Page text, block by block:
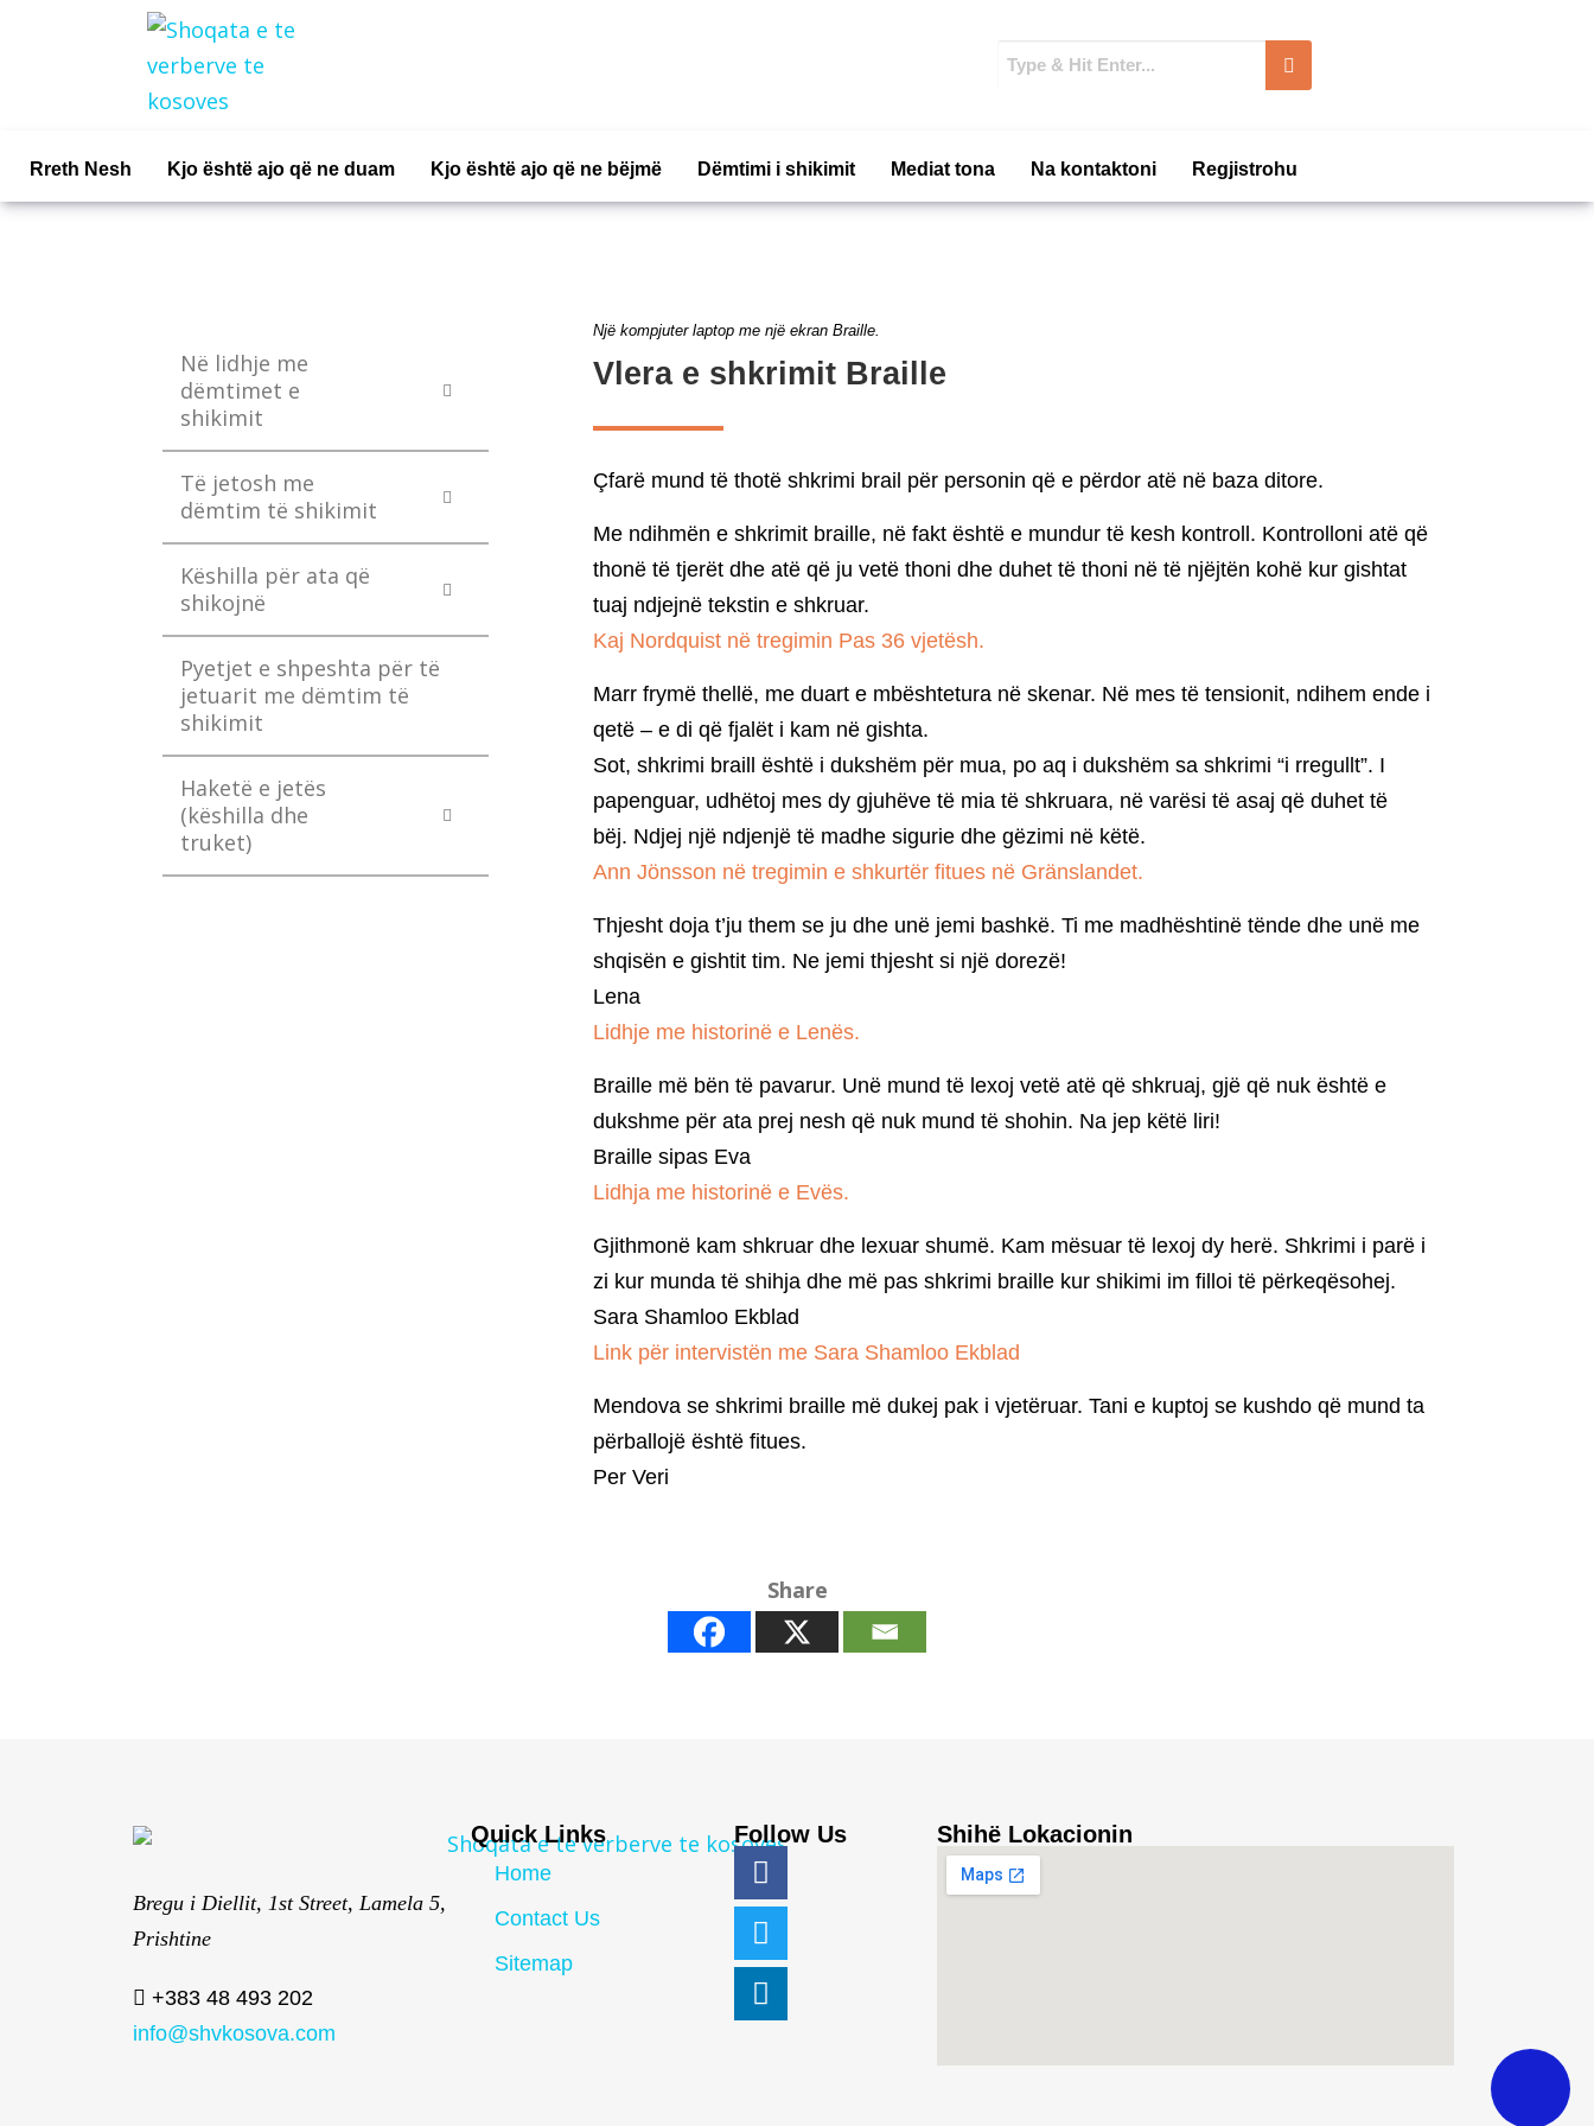
Rreth Nesh Kjo është ajo që ne duam Kjo është ajo që ne bëjmë Dëmtimi i shikimit Mediat tona Na kontaktoni Regjistrohu
Në lidhje me
dëmtimet e
shikimit
Të jetosh me
dëmtim të shikimit
Këshilla për ata që
shikojnë
Pyetjet e shpeshta për të
jetuarit me dëmtim të
shikimit
Haketë e jetës
(këshilla dhe
truket)
Një kompjuter laptop me një ekran Braille.
Vlera e shkrimit Braille
Çfarë mund të thotë shkrimi brail për personin që e përdor atë në baza ditore.
Me ndihmën e shkrimit braille, në fakt është e mundur të kesh kontroll. Kontrolloni atë që
thonë të tjerët dhe atë që ju vetë thoni dhe duhet të thoni në të njëjtën kohë kur gishtat
tuaj ndjejnë tekstin e shkruar.
Kaj Nordquist në tregimin Pas 36 vjetësh.
Marr frymë thellë, me duart e mbështetura në skenar. Në mes të tensionit, ndihem ende i
qetë – e di që fjalët i kam në gishta.
Sot, shkrimi braill është i dukshëm për mua, po aq i dukshëm sa shkrimi “i rregullt”. I
papenguar, udhëtoj mes dy gjuhëve të mia të shkruara, në varësi të asaj që duhet të
bëj. Ndjej një ndjenjë të madhe sigurie dhe gëzimi në këtë.
Ann Jönsson në tregimin e shkurtër fitues në Gränslandet.
Thjesht doja t’ju them se ju dhe unë jemi bashkë. Ti me madhështinë tënde dhe unë me
shqisën e gishtit tim. Ne jemi thjesht si një dorezë!
Lena
Lidhje me historinë e Lenës.
Braille më bën të pavarur. Unë mund të lexoj vetë atë që shkruaj, gjë që nuk është e
dukshme për ata prej nesh që nuk mund të shohin. Na jep këtë liri!
Braille sipas Eva
Lidhja me historinë e Evës.
Gjithmonë kam shkruar dhe lexuar shumë. Kam mësuar të lexoj dy herë. Shkrimi i parë i
zi kur munda të shihja dhe më pas shkrimi braille kur shikimi im filloi të përkeqësohej.
Sara Shamloo Ekblad
Link për intervistën me Sara Shamloo Ekblad
Mendova se shkrimi braille më dukej pak i vjetëruar. Tani e kuptoj se kushdo që mund ta
përballojë është fitues.
Per Veri
Share
Bregu i Diellit, 1st Street, Lamela 5,
Prishtine
+383 48 493 202
info@shvkosova.com
Quick Links
Home
Contact Us
Sitemap
Follow Us Shihë Lokacionin